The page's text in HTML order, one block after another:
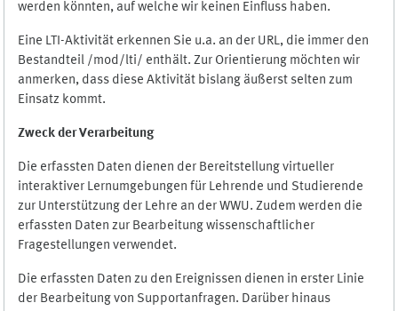
werden könnten, auf welche wir keinen Einfluss haben.
Eine LTI-Aktivität erkennen Sie u.a. an der URL, die immer den
Bestandteil /mod/lti/ enthält. Zur Orientierung möchten wir
anmerken, dass diese Aktivität bislang äußerst selten zum
Einsatz kommt.
Zweck der Verarbeitung
Die erfassten Daten dienen der Bereitstellung virtueller
interaktiver Lernumgebungen für Lehrende und Studierende
zur Unterstützung der Lehre an der WWU. Zudem werden die
erfassten Daten zur Bearbeitung wissenschaftlicher
Fragestellungen verwendet.
Die erfassten Daten zu den Ereignissen dienen in erster Linie
der Bearbeitung von Supportanfragen. Darüber hinaus